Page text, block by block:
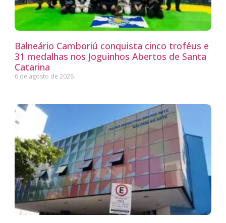
Balneário Camboriú conquista cinco troféus e
31 medalhas nos Joguinhos Abertos de Santa
Catarina
6 de agosto de 2026